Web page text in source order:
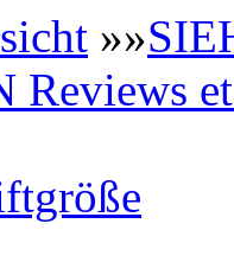
»»
Reviews